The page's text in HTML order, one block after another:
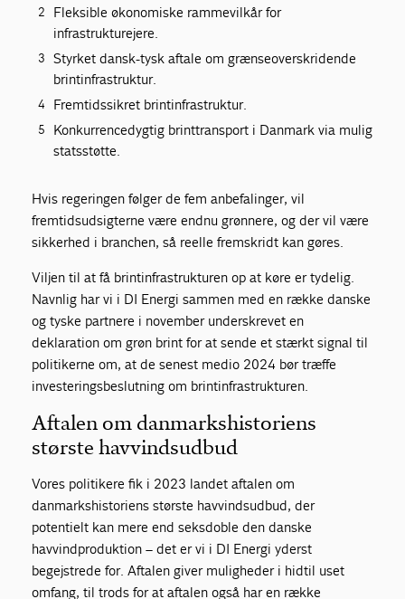
Fleksible økonomiske rammevilkår for
infrastrukturejere.
Styrket dansk-tysk aftale om grænseoverskridende
brintinfrastruktur.
Fremtidssikret brintinfrastruktur.
Konkurrencedygtig brinttransport i Danmark via mulig
statsstøtte.
Hvis regeringen følger de fem anbefalinger, vil
fremtidsudsigterne være endnu grønnere, og der vil være
sikkerhed i branchen, så reelle fremskridt kan gøres.
Viljen til at få brintinfrastrukturen op at køre er tydelig.
Navnlig har vi i DI Energi sammen med en række danske
og tyske partnere i november underskrevet en
deklaration om grøn brint for at sende et stærkt signal til
politikerne om, at de senest medio 2024 bør træffe
investeringsbeslutning om brintinfrastrukturen.
Aftalen om danmarkshistoriens
største havvindsudbud
Vores politikere fik i 2023 landet aftalen om
danmarkshistoriens største havvindsudbud, der
potentielt kan mere end seksdoble den danske
havvindproduktion – det er vi i DI Energi yderst
begejstrede for. Aftalen giver muligheder i hidtil uset
omfang, til trods for at aftalen også har en række